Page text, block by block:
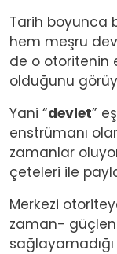
Tarih boyunca
hem meşru
de o otoritenin
olduğunu
Yani “devlet”
enstrümanı
zamanlar oluyor
çeteleri ile
Merkezi
zaman-